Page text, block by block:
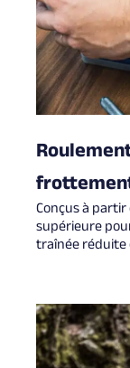
Conçus à
supérieure
traînée réduite